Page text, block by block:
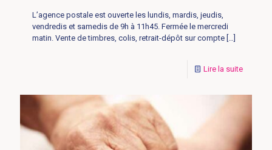
L’agence postale est ouverte les lundis, mardis, jeudis,
vendredis et samedis de 9h à 11h45. Fermée le mercredi
matin. Vente de timbres, colis, retrait-dépôt sur compte […]
Lire la suite